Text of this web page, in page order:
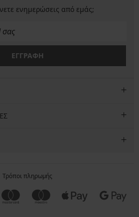
ενημερώσεις από εμάς;
ΕΓΓΡΑΦΗ
Τρόποι πληρωμής